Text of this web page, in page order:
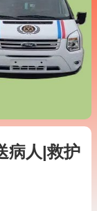
病人|救护